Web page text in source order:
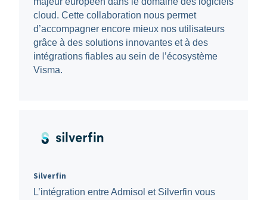
cloud. Cette collaboration nous permet
d’accompagner encore mieux nos utilisateurs
grâce à des solutions innovantes et à des
intégrations fiables au sein de l’écosystème
Visma.
Silverfin
L’intégration entre Admisol et Silverfin vous